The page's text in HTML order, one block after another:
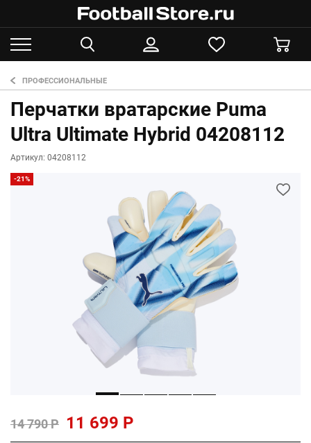
ПРОФЕССИОНАЛЬНЫЕ
Перчатки вратарские Puma
Ultra Ultimate Hybrid 04208112
Артикул: 04208112
-21%
14 790 Р 11 699 Р